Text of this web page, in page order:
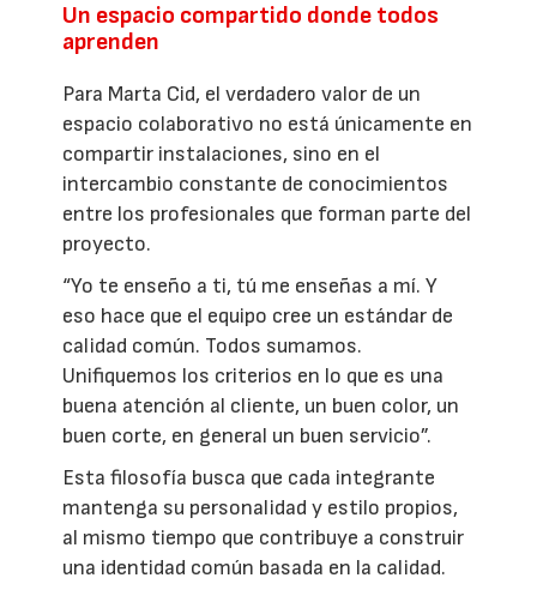
Un espacio compartido donde todos
aprenden
Para Marta Cid, el verdadero valor de un
espacio colaborativo no está únicamente en
compartir instalaciones, sino en el
intercambio constante de conocimientos
entre los profesionales que forman parte del
proyecto.
“Yo te enseño a ti, tú me enseñas a mí. Y
eso hace que el equipo cree un estándar de
calidad común. Todos sumamos.
Unifiquemos los criterios en lo que es una
buena atención al cliente, un buen color, un
buen corte, en general un buen servicio”.
Esta filosofía busca que cada integrante
mantenga su personalidad y estilo propios,
al mismo tiempo que contribuye a construir
una identidad común basada en la calidad.